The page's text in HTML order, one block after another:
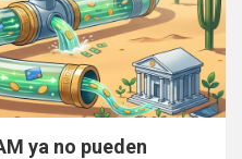
ya no pueden